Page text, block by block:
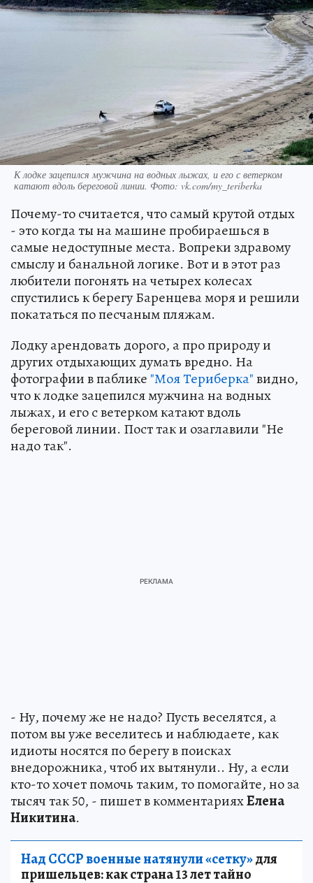
К лодке зацепился мужчина на водных лыжах, и его с ветерком
катают вдоль береговой линии. Фото: vk.com/my_teriberka
Почему-то считается, что самый крутой отдых
- это когда ты на машине пробираешься в
самые недоступные места. Вопреки здравому
смыслу и банальной логике. Вот и в этот раз
любители погонять на четырех колесах
спустились к берегу Баренцева моря и решили
покататься по песчаным пляжам.
Лодку арендовать дорого, а про природу и
других отдыхающих думать вредно. На
фотографии в паблике "Моя Териберка"видно,
что к лодке зацепился мужчина на водных
лыжах, и его с ветерком катают вдоль
береговой линии. Пост так и озаглавили "Не
надо так".
- Ну, почему же не надо? Пусть веселятся, а
потом вы уже веселитесь и наблюдаете, как
идиоты носятся по берегу в поисках
внедорожника, чтоб их вытянули.. Ну, а если
кто-то хочет помочь таким, то помогайте, но за
тысяч так 50, - пишет в комментарияхЕлена
Никитина.
Над СССР военные натянули «сетку»для
пришельцев: как страна 13 лет тайно